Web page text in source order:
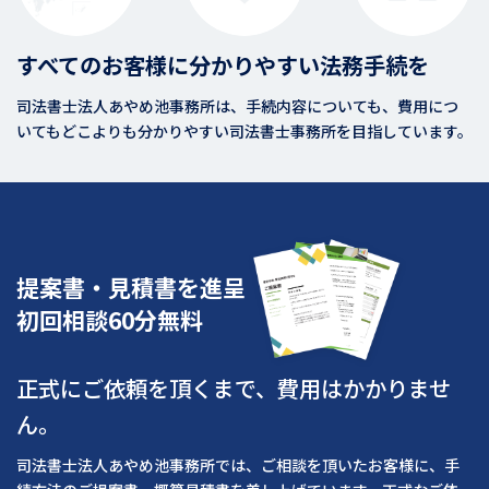
すべてのお客様に分かりやすい法務手続を
司法書士法人あやめ池事務所は、手続内容についても、費用につ
いてもどこよりも分かりやすい司法書士事務所を目指しています。
提案書・見積書を進呈
初回相談60分無料
正式にご依頼を頂くまで、費用はかかりませ
ん。
司法書士法人あやめ池事務所では、ご相談を頂いたお客様に、手